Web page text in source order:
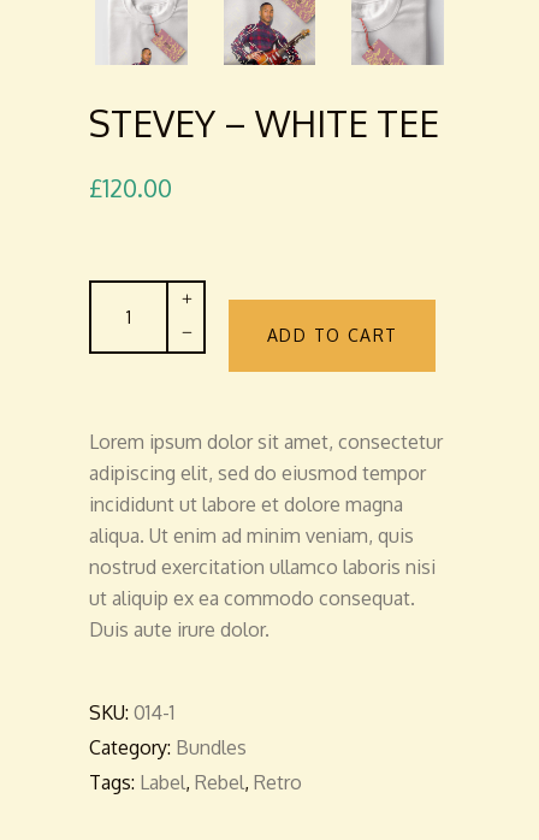
STEVEY – WHITE TEE
£120.00
White
ADD TO CART
Lorem ipsum dolor sit amet, consectetur
adipiscing elit, sed do eiusmod tempor
incididunt ut labore et dolore magna
aliqua. Ut enim ad minim veniam, quis
nostrud exercitation ullamco laboris nisi
ut aliquip ex ea commodo consequat.
Duis aute irure dolor.
SKU: 014-1
Category: Bundles
Tags: Label, Rebel, Retro